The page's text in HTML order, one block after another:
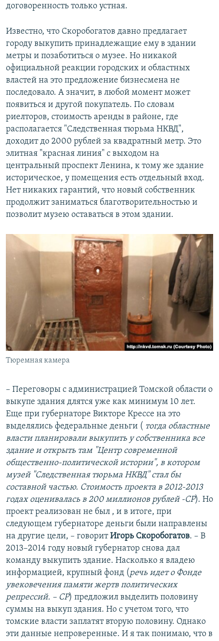
договоренность только устная.
Известно, что Скоробогатов давно предлагает
городу выкупить принадлежащие ему в здании
метры и позаботиться о музее. Но никакой
официальной реакции городских и областных
властей на это предложение бизнесмена не
последовало. А значит, в любой момент может
появиться и другой покупатель. По словам
риелторов, стоимость аренды в районе, где
располагается "Следственная тюрьма НКВД",
доходит до 2000 рублей за квадратный метр. Это
элитная "красная линия" с выходом на
центральный проспект Ленина, к тому же здание
историческое, у помещения есть отдельный вход.
Нет никаких гарантий, что новый собственник
продолжит заниматься благотворительностью и
позволит музею оставаться в этом здании.
Тюремная камера
– Переговоры с администрацией Томской области о
выкупе здания длятся уже как минимум 10 лет.
Еще при губернаторе Викторе Крессе на это
выделялись федеральные деньги ( тогда областные
власти планировали выкупить у собственника все
здание и открыть там "Центр современной
общественно-политической истории", в котором
музей "Следственная тюрьма НКВД" стал бы
составной частью. Стоимость проекта в 2012-2013
годах оценивалась в 200 миллионов рублей -СР). Но
проект реализован не был , и в итоге, при
следующем губернаторе деньги были направлены
на другие цели, – говоритИгорь Скоробогатов. – В
2013–2014 году новый губернатор снова дал
команду выкупить здание. Насколько я владею
информацией, крупный фонд (речь идет о Фонде
увековечения памяти жертв политических
репрессий. – СР) предложил выделить половину
суммы на выкуп здания. Но с учетом того, что
томские власти заплатят вторую половину. Однако
эти данные непроверенные. И я так понимаю, что в